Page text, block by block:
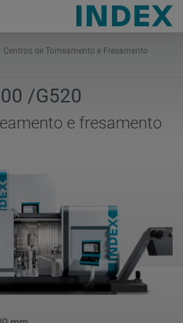
Centros de Torneamento e Fresamento
/G520
e fresamento